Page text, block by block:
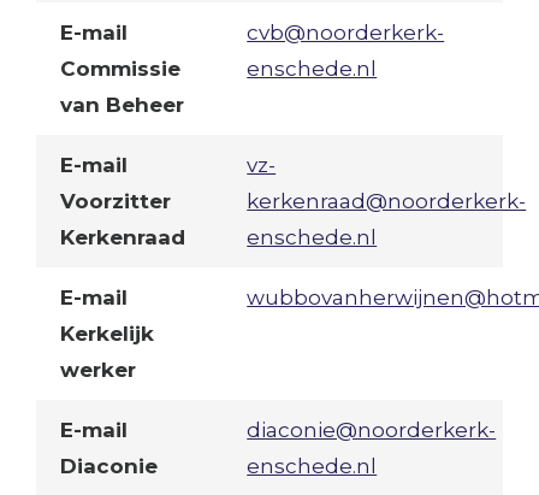
E-mail
Commissie
van Beheer
cvb@noorderkerk-
enschede.nl
E-mail
Voorzitter
Kerkenraad
vz-
kerkenraad@noorderkerk-
enschede.nl
E-mail
Kerkelijk
werker
E-mail
Diaconie
diaconie@noorderkerk-
enschede.nl